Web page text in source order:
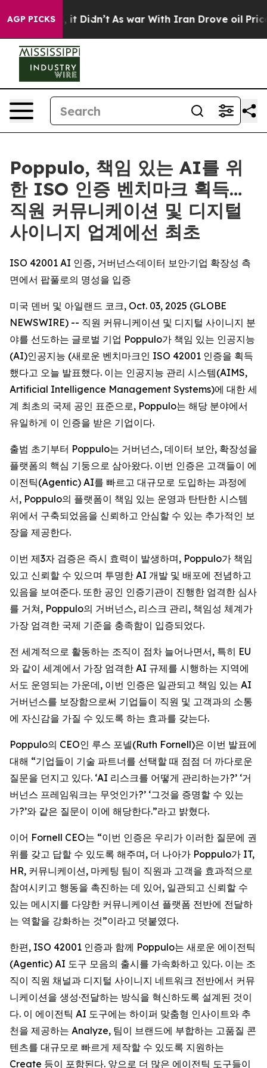
AGP PICKS
Well, it Didn’t As war With Iran Drove oil Prices
Poppulo, 책임 있는 AI를 위
한 ISO 인증 벤치마크 획득…
직원 커뮤니케이션 및 디지털
사이니지 업계에선 최초
ISO 42001 AI 인증, 거버넌스·데이터 보안·기업 확장성 측
면에서 팝풀로의 명성을 입증
미국 덴버 및 아일랜드 코크, Oct. 03, 2025 (GLOBE
NEWSWIRE) -- 직원 커뮤니케이션 및 디지털 사이니지 분
야를 선도하는 글로벌 기업 Poppulo가 책임 있는 인공지능
(AI)인공지능 (새로운 벤치마크인 ISO 42001 인증을 획득
했다고 오늘 발표했다. 이는 인공지능 관리 시스템(AIMS,
Artificial Intelligence Management Systems)에 대한 세
계 최초의 국제 공인 표준으로, Poppulo는 해당 분야에서
유일하게 이 인증을 받은 기업이다.
출범 초기부터 Poppulo는 거버넌스, 데이터 보안, 확장성을
플랫폼의 핵심 기둥으로 삼아왔다. 이번 인증은 고객들이 에
이전틱(Agentic) AI를 빠르고 대규모로 도입하는 과정에
서, Poppulo의 플랫폼이 책임 있는 운영과 탄탄한 시스템
위에서 구축되었음을 신뢰하고 안심할 수 있는 추가적인 보
장을 제공한다.
이번 제3자 검증은 즉시 효력이 발생하며, Poppulo가 책임
있고 신뢰할 수 있으며 투명한 AI 개발 및 배포에 전념하고
있음을 보여준다. 또한 공인 인증기관이 진행한 엄격한 심사
를 거쳐, Poppulo의 거버넌스, 리스크 관리, 책임성 체계가
가장 엄격한 국제 기준을 충족함이 입증되었다.
전 세계적으로 활동하는 조직이 점차 늘어나면서, 특히 EU
와 같이 세계에서 가장 엄격한 AI 규제를 시행하는 지역에
서도 운영되는 가운데, 이번 인증은 일관되고 책임 있는 AI
거버넌스를 보장함으로써 기업들이 직원 및 고객과의 소통
에 자신감을 가질 수 있도록 하는 효과를 갖는다.
Poppulo의 CEO인 루스 포넬(Ruth Fornell)은 이번 발표에
대해 “기업들이 기술 파트너를 선택할 때 점점 더 까다로운
질문을 던지고 있다. ‘AI 리스크를 어떻게 관리하는가?’ ‘거
버넌스 프레임워크는 무엇인가?’ ‘그것을 증명할 수 있는
가?’와 같은 질문이 이에 해당한다.”라고 밝혔다.
이어 Fornell CEO는 “이번 인증은 우리가 이러한 질문에 권
위를 갖고 답할 수 있도록 해주며, 더 나아가 Poppulo가 IT,
HR, 커뮤니케이션, 마케팅 팀이 직원과 고객을 효과적으로
참여시키고 행동을 촉진하는 데 있어, 일관되고 신뢰할 수
있는 메시지를 다양한 커뮤니케이션 플랫폼 전반에 전달하
는 역할을 강화하는 것”이라고 덧붙였다.
한편, ISO 42001 인증과 함께 Poppulo는 새로운 에이전틱
(Agentic) AI 도구 모음의 출시를 가속화하고 있다. 이는 조
직이 직원 채널과 디지털 사이니지 네트워크 전반에서 커뮤
니케이션을 생성·전달하는 방식을 혁신하도록 설계된 것이
다. 이 에이전틱 AI 도구에는 하이퍼 맞춤형 인사이트와 추
천을 제공하는 Analyze, 팀이 브랜드에 부합하는 고품질 콘
텐츠를 대규모로 빠르게 제작할 수 있도록 지원하는
Create 등이 포함된다. 앞으로 더 많은 에이전틱 도구들이